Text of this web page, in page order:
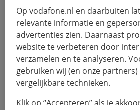
Als er vuil en stof in de
dan kan de oplader niet goed
telefoon. Gelukkig kun je de
schoonmaken. Volg de
oplaadpoort van je iPhone veilig
Zorg dat je iPhone
Pak een schone
voorzichtig rond in de
Op vodafone.nl en daarbuiten
relevante informatie en
advertenties zien. Daarnaast
website te verbeteren door
verzamelen en te analyseren.
gebruiken wij (en onze partners)
vergelijkbare technieken.
Klik op “Accepteren” als je